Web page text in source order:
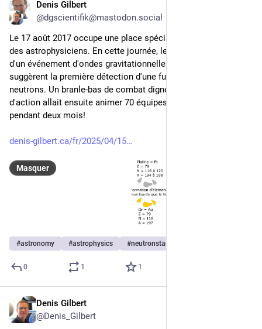
Denis Gilbert
@dgscientifik@mastodon.social
Le 17 août 2017 occupe une place spéciale dans la mémoire
des astrophysiciens. En cette journée, les caractéristiques
d'un événement d'ondes gravitationnelles (GW170817)
suggèrent la première détection d'une fusion d'étoiles à
neutrons. Un branle-bas de combat digne des meilleurs films
d'action allait ensuite animer 70 équipes d'astrophysiciens
pendant deux mois!
denis-gilbert.ca/fr/2025/04/15
Masquer
#astronomy #astrophysics #neutronstar
0 1 1
Denis Gilbert
@Denis_Gilbert